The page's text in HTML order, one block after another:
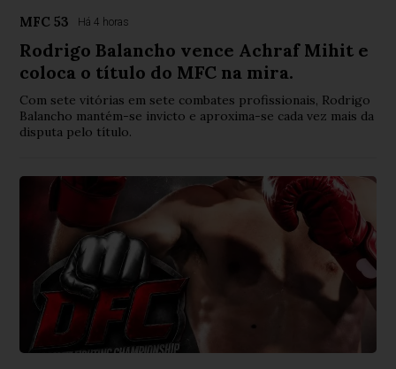
MFC 53 Há 4 horas
Rodrigo Balancho vence Achraf Mihit e
coloca o título do MFC na mira.
Com sete vitórias em sete combates profissionais, Rodrigo
Balancho mantém-se invicto e aproxima-se cada vez mais da
disputa pelo título.